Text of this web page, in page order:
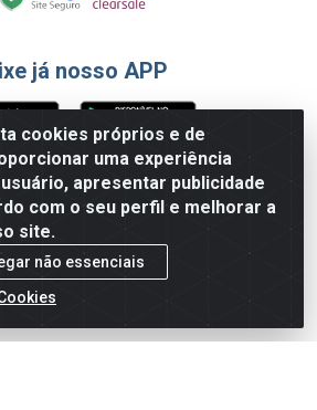
cookies próprios e de
uma experiência
apresentar publicidade
com o seu perfil e melhorar a
site.
não essenciais
já nosso APP
de Pagamento